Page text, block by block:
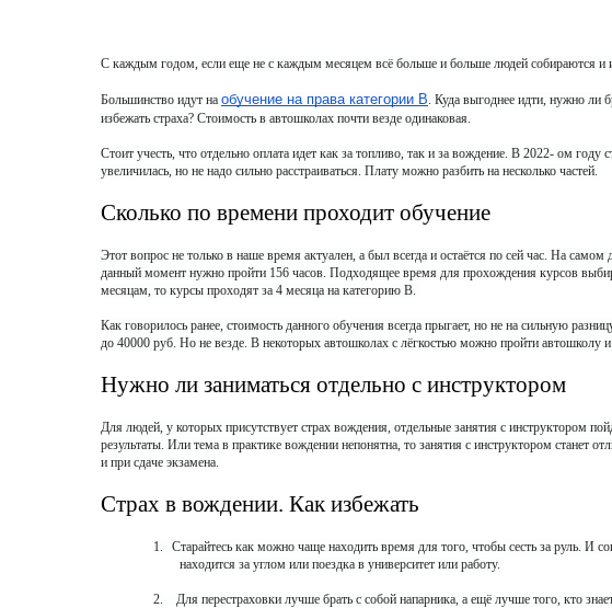
С каждым годом, если еще не с каждым месяцем всё больше и больше людей собираются и
Большинство идут на обучение на права категории B. Куда выгоднее идти, нужно ли
избежать страха? Стоимость в автошколах почти везде одинаковая.
Стоит учесть, что отдельно оплата идет как за топливо, так и за вождение. В 2022- ом году
увеличилась, но не надо сильно расстраиваться. Плату можно разбить на несколько частей.
Сколько по времени проходит обучение
Этот вопрос не только в наше время актуален, а был всегда и остаётся по сей час. На
данный момент нужно пройти 156 часов. Подходящее время для прохождения курсов
месяцам, то курсы проходят за 4 месяца на категорию В.
Как говорилось ранее, стоимость данного обучения всегда прыгает, но не на сильную
до 40000 руб. Но не везде. В некоторых автошколах с лёгкостью можно пройти автошколу
Нужно ли заниматься отдельно с инструктором
Для людей, у которых присутствует страх вождения, отдельные занятия с инструктором
результаты. Или тема в практике вождении непонятна, то занятия с инструктором станет
и при сдаче экзамена.
Страх в вождении. Как избежать
1.
Старайтесь как можно чаще находить время для того, чтобы сесть за руль. И
находится за углом или поездка в университет или работу.
2.
Для перестраховки лучше брать с собой напарника, а ещё лучше того, кто